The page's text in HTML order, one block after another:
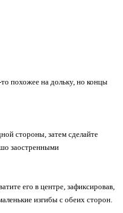
похожее на дольку, но концы
стороны, затем сделайте
заостренными
его в центре, зафиксировав,
изгибы с обеих сторон.